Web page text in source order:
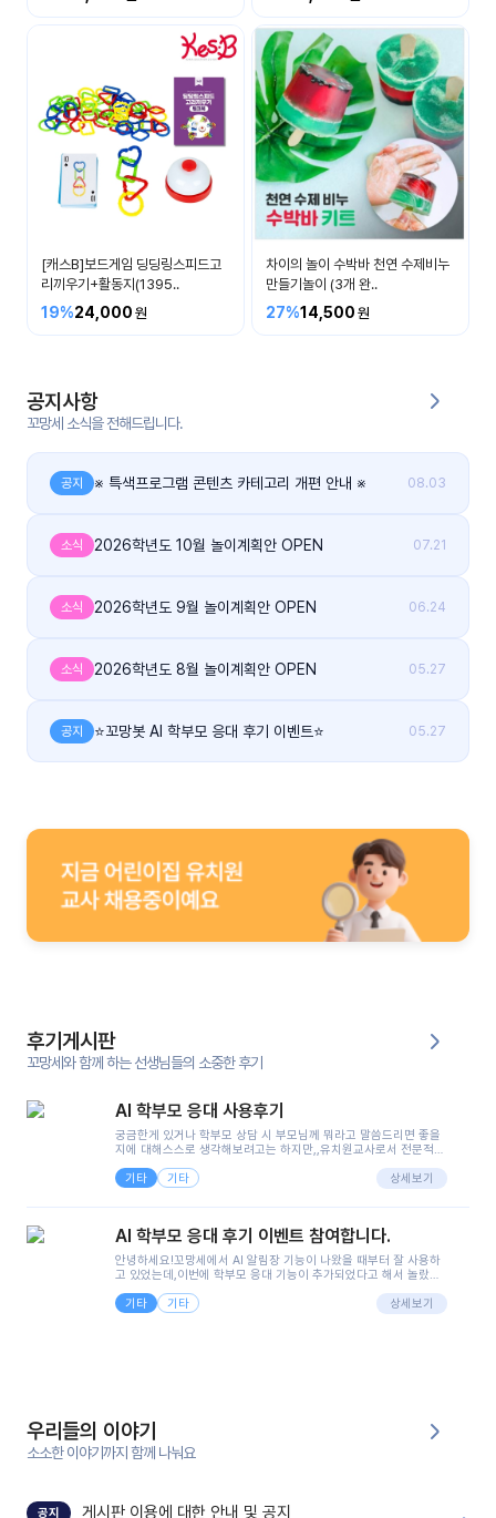
공지
사항
이벤
트
들의
이야
후기
게시
판
그
[캐스B]보드게임 딩딩링스피드고
리끼우기+활동지(1395..
19%24,000
차이의 놀이 수박바 천연 수제비누
만들기놀이 (3개 완..
27%14,500
공지사항
꼬망세 소식을 전해드립니다.
공지 ※ 특색프로그램 콘텐츠 카테고리 개편 안내 ※ 08.03
소식 2026학년도 10월 놀이계획안 OPEN 07.21
소식 2026학년도 9월 놀이계획안 OPEN 06.24
소식 2026학년도 8월 놀이계획안 OPEN 05.27
공지 ⭐꼬망봇 AI 학부모 응대 후기 이벤트⭐ 05.27
후기게시판
꼬망세와 함께 하는 선생님들의 소중한 후기
AI 학부모 응대 사용후기
궁금한게 있거나 학부모 상담 시 부모님께 뭐라고 말씀드리면 좋을
지에 대해스스로 생각해보려고는 하지만,,유치원교사로서 전문적인
려니 어려울때가...^^(저만 그런거 아니죠 ㅜㅜ)꼬망봇의 장점은 지
피티나 제미나이는 몇세이고 여자인지 남자인지 등그래도 좀 기본
정보를 제공하면서 물어봐야할 때가 있어그때마다 정보를 입력하는
으셔서 고민이 됐는데ai 학부모 응대를 써볼 수 있어서 좋았어요!앞
면..)그리고 제가 신입 때 이게 있었더라면 ㅜㅜㅜㅜ?응대 팁이 정말
좋은거 같아요지금은 그래도 아이들이 잘 이해 되지만초임 때는 정
말 어려워서 항상다른 선생님들께 도움을 요청했었거든요..ㅠ*일지
쓸 때도 좀 도움이 되는 거 같아요!
기타 기타 상세보기
AI 학부모 응대 후기 이벤트 참여합니다.
안녕하세요!꼬망세에서 AI 알림장 기능이 나왔을 때부터 잘 사용하
고 있었는데,이번에 학부모 응대 기능이 추가되었다고 해서 놀랐습
님 응대에 더 많은 부담을 느끼고 있습니다 ㅠㅠ이번에 제가 원에서
겪은 일과 학부모님께 전달드렸던 내용을 함께 보시고,저와 비슷한
을 많이 하는데,꼬망봇 덕분에 고민하는 시간을 줄이고 학부모님을
안심시킬 수 있었습니다.이 부분은 꼬망봇이 추가로 알려준 응대 tip
입니다.학부모님께 전화를 드리기 전에, 내용을 숙지하여 좀 더 전문
성 있는 교사가 되어 대화를 나눌 수 있었습니다.꼬망세 AI학부모 응
기능을 개발해 주셔서 감사합니다.
기타 기타 상세보기
우리들의 이야기
소소한 이야기까지 함께 나눠요
공지 게시판 이용에 대한 안내 및 공지